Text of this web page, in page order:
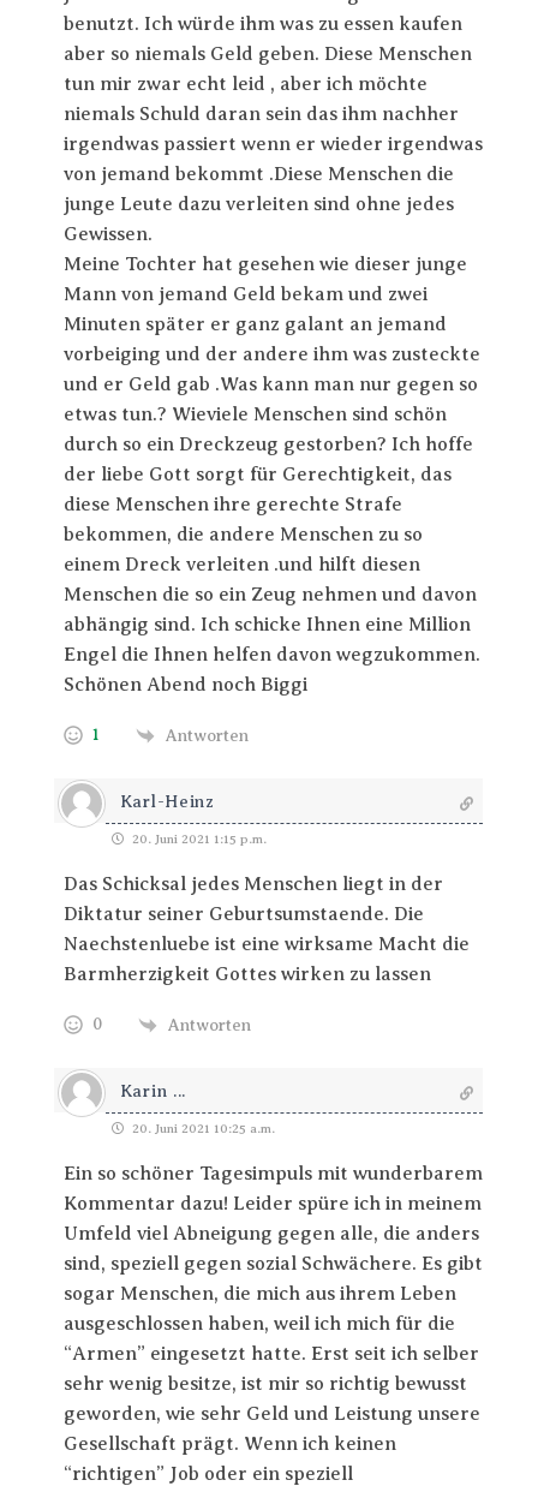
benutzt. Ich würde ihm was zu essen kaufen
aber so niemals Geld geben. Diese Menschen
tun mir zwar echt leid , aber ich möchte
niemals Schuld daran sein das ihm nachher
irgendwas passiert wenn er wieder irgendwas
von jemand bekommt .Diese Menschen die
junge Leute dazu verleiten sind ohne jedes
Gewissen.
Meine Tochter hat gesehen wie dieser junge
Mann von jemand Geld bekam und zwei
Minuten später er ganz galant an jemand
vorbeiging und der andere ihm was zusteckte
und er Geld gab .Was kann man nur gegen so
etwas tun.? Wieviele Menschen sind schön
durch so ein Dreckzeug gestorben? Ich hoffe
der liebe Gott sorgt für Gerechtigkeit, das
diese Menschen ihre gerechte Strafe
bekommen, die andere Menschen zu so
einem Dreck verleiten .und hilft diesen
Menschen die so ein Zeug nehmen und davon
abhängig sind. Ich schicke Ihnen eine Million
Engel die Ihnen helfen davon wegzukommen.
Schönen Abend noch Biggi
1 Antworten
Karl-Heinz
20. Juni 2021 1:15 p.m.
Das Schicksal jedes Menschen liegt in der
Diktatur seiner Geburtsumstaende. Die
Naechstenluebe ist eine wirksame Macht die
Barmherzigkeit Gottes wirken zu lassen
0 Antworten
Karin ...
20. Juni 2021 10:25 a.m.
Ein so schöner Tagesimpuls mit wunderbarem
Kommentar dazu! Leider spüre ich in meinem
Umfeld viel Abneigung gegen alle, die anders
sind, speziell gegen sozial Schwächere. Es gibt
sogar Menschen, die mich aus ihrem Leben
ausgeschlossen haben, weil ich mich für die
“Armen” eingesetzt hatte. Erst seit ich selber
sehr wenig besitze, ist mir so richtig bewusst
geworden, wie sehr Geld und Leistung unsere
Gesellschaft prägt. Wenn ich keinen
“richtigen” Job oder ein speziell